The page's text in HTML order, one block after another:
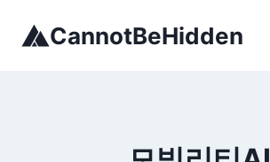
CannotBeHidden